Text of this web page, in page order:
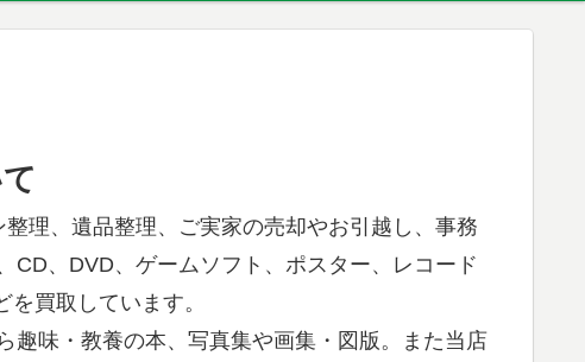
理、遺品整理、ご実家の売却やお引越し、事務
CD、DVD、ゲームソフト、ポスター、レコード
買取しています。
趣味・教養の本、写真集や画集・図版。また当店